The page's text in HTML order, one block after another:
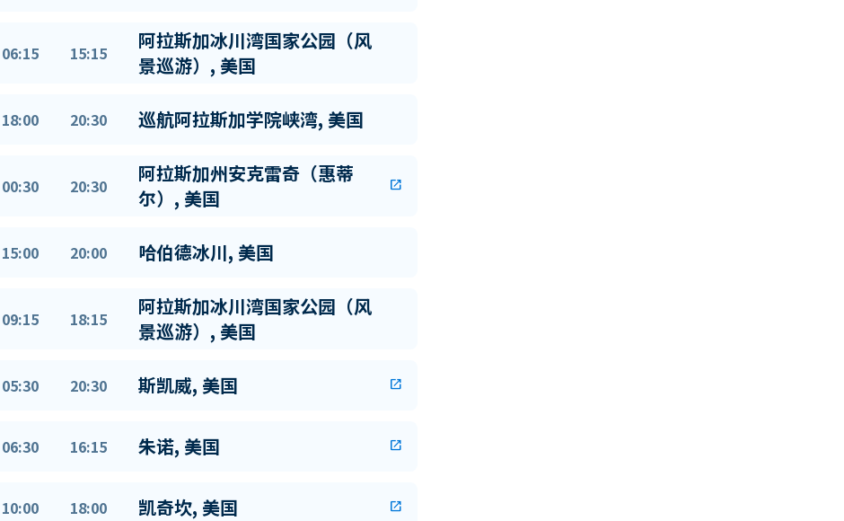
06:15 15:15
阿拉斯加冰川湾国家公园（风
景巡游）, 美国
18:00 20:30 巡航阿拉斯加学院峡湾, 美国
00:30 20:30
阿拉斯加州安克雷奇（惠蒂
尔）, 美国
open_in_new
15:00 20:00 哈伯德冰川, 美国
09:15 18:15
阿拉斯加冰川湾国家公园（风
景巡游）, 美国
05:30 20:30 斯凯威, 美国 open_in_new
06:30 16:15 朱诺, 美国 open_in_new
10:00 18:00 凯奇坎, 美国 open_in_new